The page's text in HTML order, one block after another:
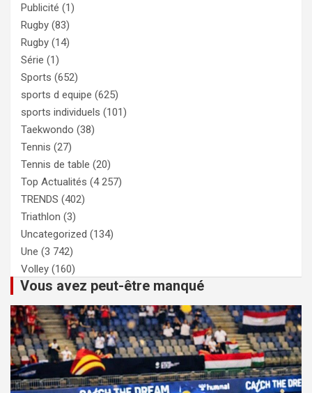
Publicité (1)
Rugby (83)
Rugby (14)
Série (1)
Sports (652)
sports d equipe (625)
sports individuels (101)
Taekwondo (38)
Tennis (27)
Tennis de table (20)
Top Actualités (4 257)
TRENDS (402)
Triathlon (3)
Uncategorized (134)
Une (3 742)
Volley (160)
Vous avez peut-être manqué